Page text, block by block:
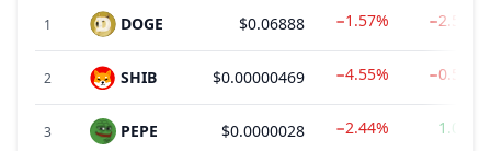
1 DOGE $0.06888 −1.57% −2.56%
2 SHIB $0.00000469 −4.55% −0.59%
3 PEPE $0.0000028 −2.44% 1.08%